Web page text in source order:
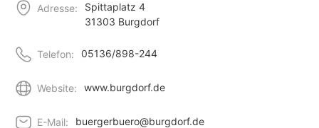
Adresse:
Spittaplatz 4
31303 Burgdorf
Telefon: 05136/898-244
Website: www.burgdorf.de
E-Mail: buergerbuero@burgdorf.de